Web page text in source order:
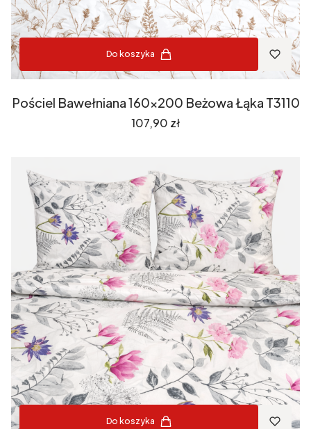
Do koszyka
Pościel Bawełniana 160x200 Beżowa Łąka T3110
Cena
107,90 zł
Do koszyka